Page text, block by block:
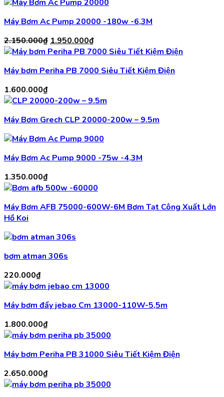
Máy Bơm Ac Pump 20000 -180w -6,3M
2.150.000₫ Giá
gốc
2.150.000₫.
1.950.000₫Giá
hiện
là:
Máy bơm Periha PB 7000 Siêu Tiết Kiệm Điện
1.600.000₫
Máy Bơm Grech CLP 20000-200w – 9.5m
Máy Bơm Ac Pump 9000 -75w -4,3M
1.350.000₫
Máy Bơm AFB 75000-600W-6M Bơm Tạt Công Xuất Lớn
Hồ Koi
bơm atman 306s
220.000₫
Máy bơm đẩy jebao Cm 13000-110W-5,5m
1.800.000₫
Máy bơm Periha PB 31000 Siêu Tiết Kiệm Điện
2.650.000₫